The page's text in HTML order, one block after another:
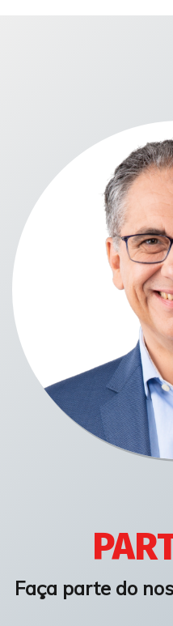
Faça parte do